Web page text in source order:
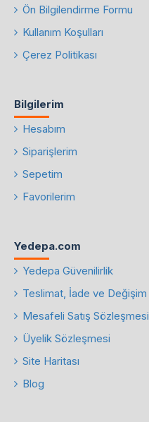
Ön Bilgilendirme Formu
Kullanım Koşulları
Çerez Politikası
Bilgilerim
Hesabım
Siparişlerim
Sepetim
Favorilerim
Yedepa.com
Yedepa Güvenilirlik
Teslimat, İade ve Değişim
Mesafeli Satış Sözleşmesi
Üyelik Sözleşmesi
Site Haritası
Blog